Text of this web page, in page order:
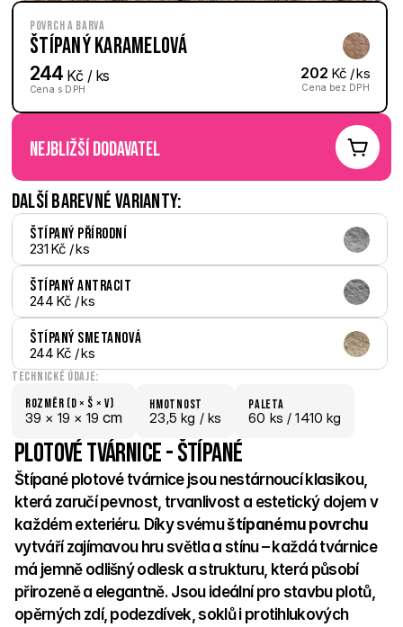
Povrch a barva
Štípaný Karamelová
244 Kč / ks
Cena s DPH
202 Kč / ks
Cena bez DPH
nejbližší dodavatel
Další barevné varianty:
Štípaný Přírodní
231 Kč / ks
Štípaný Antracit
244 Kč / ks
Štípaný Smetanová
244 Kč / ks
Technické údaje:
Rozměr (D × š × V)
39 × 19 × 19 cm
hmotnost
23,5 kg / ks
paletA
60 ks / 1410 kg
Plotové tvárnice - Štípané
Štípané plotové tvárnice jsou nestárnoucí klasikou,
která zaručí pevnost, trvanlivost a estetický dojem v
každém exteriéru. Díky svému
vytváří zajímavou hru světla a stínu – každá tvárnice
má jemně odlišný odlesk a strukturu, která působí
přirozeně a elegantně. Jsou ideální pro stavbu plotů,
opěrných zdí, podezdívek, soklů i protihlukových